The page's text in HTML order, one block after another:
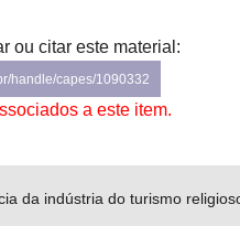
ou citar este material:
handle/capes/1090332
a este item.
da indústria do turismo